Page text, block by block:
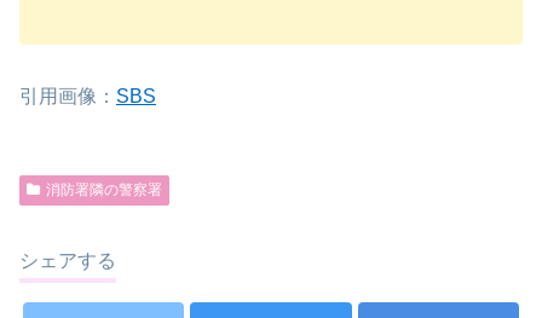
引用画像： SBS
消防署隣の警察署
シェアする